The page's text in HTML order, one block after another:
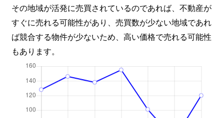
その地域が活発に売買されているのであれば、不動産が
すぐに売れる可能性があり、売買数が少ない地域であれ
ば競合する物件が少ないため、高い価格で売れる可能性
もあります。